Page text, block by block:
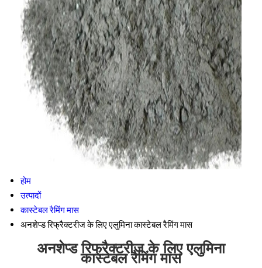
होम
उत्पादों
कास्टेबल रैमिंग मास
अनशेप्ड रिफ्रैक्टरीज के लिए एलुमिना कास्टेबल रैमिंग मास
अनशेप्ड रिफ्रैक्टरीज के लिए एलुमिना
कास्टेबल रैमिंग मास